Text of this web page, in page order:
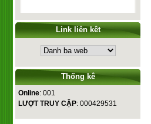
Link liên kêt
Thống kê
Online: 001
LƯỢT TRUY CẬP: 000429531